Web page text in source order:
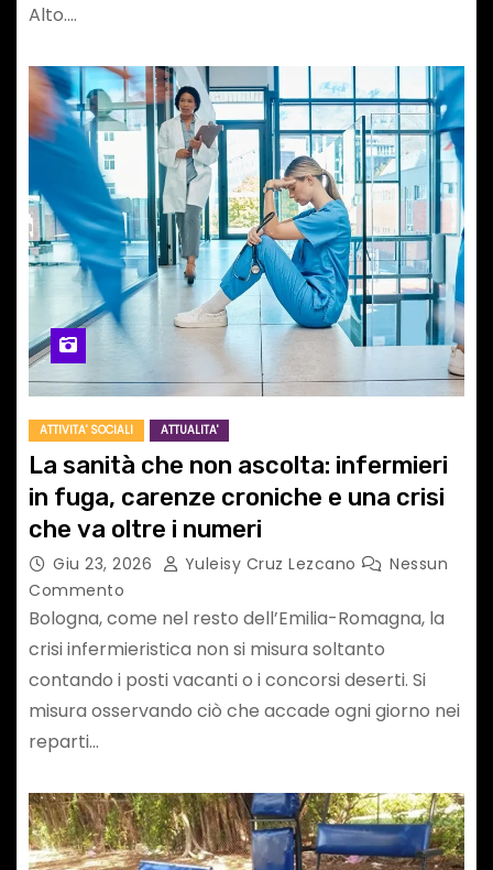
Alto.…
ATTIVITA' SOCIALI ATTUALITA'
La sanità che non ascolta: infermieri
in fuga, carenze croniche e una crisi
che va oltre i numeri
Giu 23, 2026 Yuleisy Cruz Lezcano
Nessun
Commento
Bologna, come nel resto dell’Emilia-Romagna, la
crisi infermieristica non si misura soltanto
contando i posti vacanti o i concorsi deserti. Si
misura osservando ciò che accade ogni giorno nei
reparti…